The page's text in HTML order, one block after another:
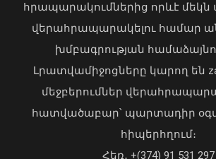
Ավտովթար՝ Երևանում․ 4
տուժածներից 3-ը անչափահասներ
հրապարակումներից որևէ
վերահրապարակելու համար
խմբագրության
Լրատվամիջոցները կարող են
մեջբերումներ
հատվածաբար՝ պարտադիր
հիպերհղում։
Հեռ․ +(374) 91 531 297